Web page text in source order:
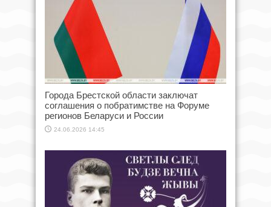
Города Брестской области заключат
соглашения о побратимстве на Форуме
регионов Беларуси и России
24.06.2026 14:45